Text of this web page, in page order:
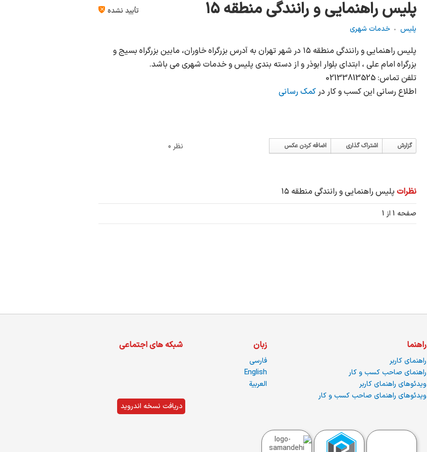
پلیس راهنمایی و رانندگی منطقه ۱۵
تأیید نشده
پلیس
خدمات شهری
پلیس راهنمایی و رانندگی منطقه ۱۵ در شهر تهران به آدرس بزرگراه خاوران، مابین بزرگراه بسیج و
بزرگراه امام علی ، ابتدای بلوار ابوذر و از دسته بندی پلیس و خدمات شهری می باشد.
تلفن تماس: 02133813525
اطلاع رسانی این کسب و کار درکمک رسانی
اضافه کردن عکس اشتراک گذاری گزارش 0 نظر
نظرات پلیس راهنمایی و رانندگی منطقه ۱۵
صفحه 1 از 1
راهنما
راهنمای کاربر
راهنمای صاحب کسب و کار
ویدئوهای راهنمای کاربر
ویدئوهای راهنمای صاحب کسب و کار
زبان
فارسی
English
العربية
شبکه های اجتماعی
دریافت نسخه اندروید